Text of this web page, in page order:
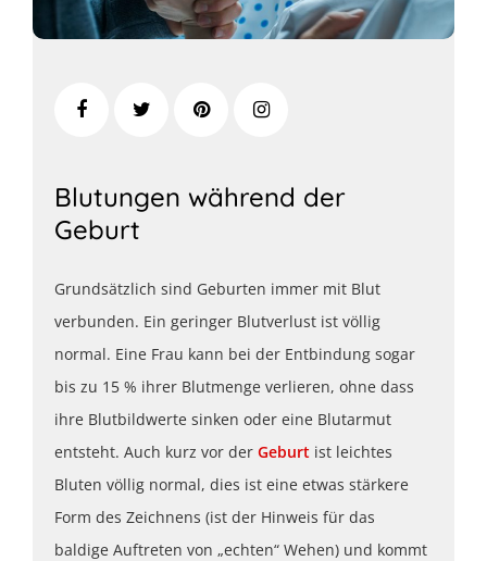
Blutungen während der
Geburt
Grundsätzlich sind Geburten immer mit Blut
verbunden. Ein geringer Blutverlust ist völlig
normal. Eine Frau kann bei der Entbindung sogar
bis zu 15 % ihrer Blutmenge verlieren, ohne dass
ihre Blutbildwerte sinken oder eine Blutarmut
entsteht. Auch kurz vor der Geburt ist leichtes
Bluten völlig normal, dies ist eine etwas stärkere
Form des Zeichnens (ist der Hinweis für das
baldige Auftreten von „echten“ Wehen) und kommt